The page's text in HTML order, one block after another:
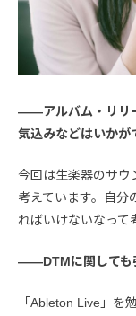
――アルバム・リリ
気込みなどはいかが
今回は生楽器のサウ
考えています。自分
ればいけないなって
――DTMに関しても
「Ableton Live」を